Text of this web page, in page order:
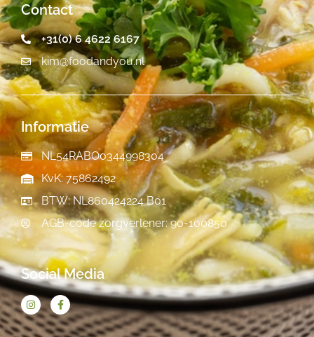
Contact
+31(0) 6 4622 6167
kim@foodandyou.nl
Informatie
NL54RABO0344998304
KvK: 75862492
BTW: NL860424224 B01
AGB-code zorgverlener: 90-100850
Social Media